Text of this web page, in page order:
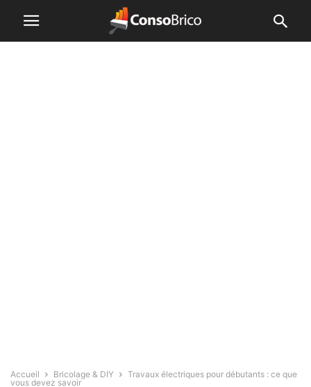
Accueil Bricolage & DIY
Travaux électriques pour débutants : ce que
vous devez savoir